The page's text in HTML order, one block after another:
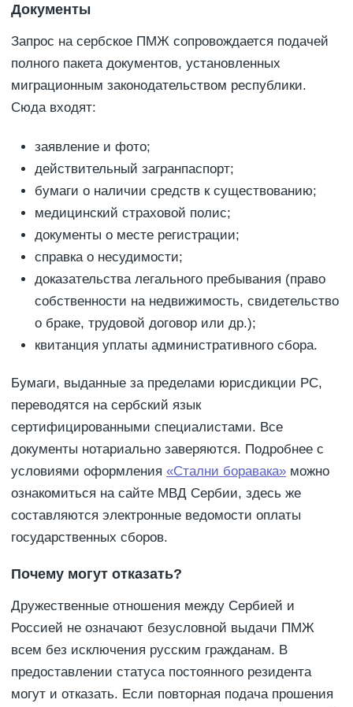
Документы
Запрос на сербское ПМЖ сопровождается подачей
полного пакета документов, установленных
миграционным законодательством республики.
Сюда входят:
заявление и фото;
действительный загранпаспорт;
бумаги о наличии средств к существованию;
медицинский страховой полис;
документы о месте регистрации;
справка о несудимости;
доказательства легального пребывания (право
собственности на недвижимость, свидетельство
о браке, трудовой договор или др.);
квитанция уплаты административного сбора.
Бумаги, выданные за пределами юрисдикции РС,
переводятся на сербский язык
сертифицированными специалистами. Все
документы нотариально заверяются. Подробнее с
условиями оформления «Стални боравака» можно
ознакомиться на сайте МВД Сербии, здесь же
составляются электронные ведомости оплаты
государственных сборов.
Почему могут отказать?
Дружественные отношения между Сербией и
Россией не означают безусловной выдачи ПМЖ
всем без исключения русским гражданам. В
предоставлении статуса постоянного резидента
могут и отказать. Если повторная подача прошения